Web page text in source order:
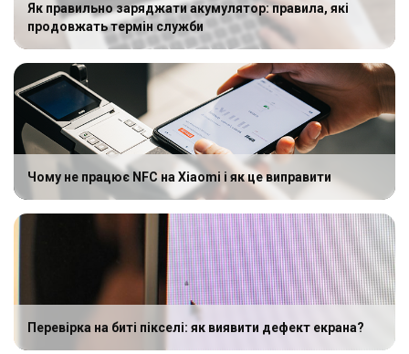
Як правильно заряджати акумулятор: правила, які
продовжать термін служби
Чому не працює NFC на Xiaomi і як це виправити
Перевірка на биті пікселі: як виявити дефект екрана?